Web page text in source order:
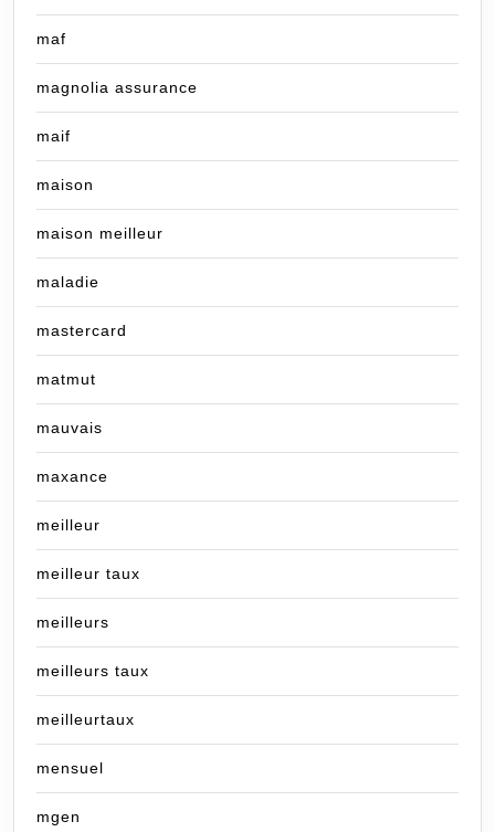
maf
magnolia assurance
maif
maison
maison meilleur
maladie
mastercard
matmut
mauvais
maxance
meilleur
meilleur taux
meilleurs
meilleurs taux
meilleurtaux
mensuel
mgen